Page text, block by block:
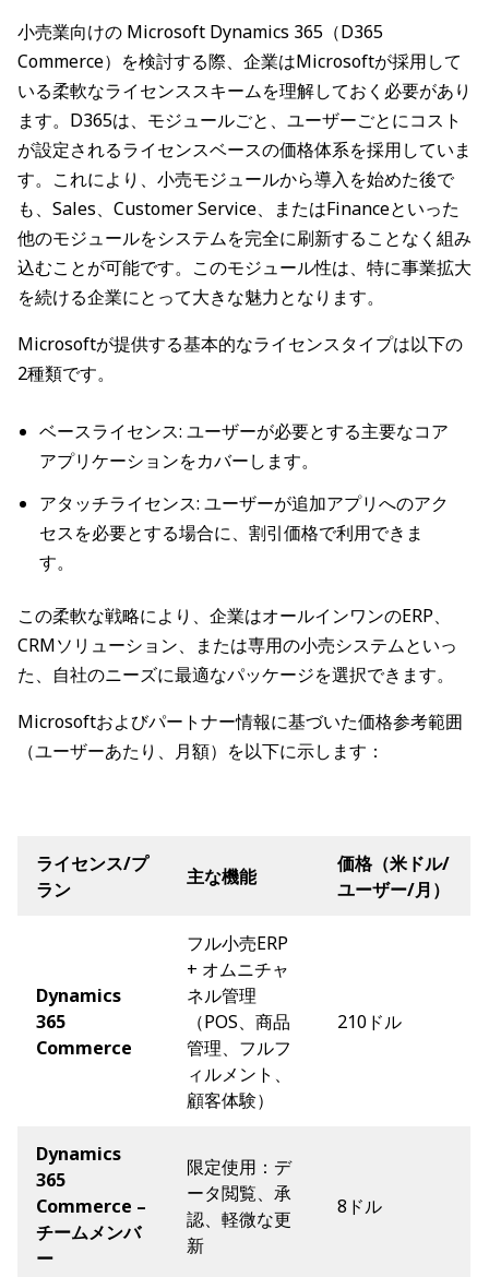
小売業向けの Microsoft Dynamics 365（D365
Commerce）を検討する際、企業はMicrosoftが採用して
いる柔軟なライセンススキームを理解しておく必要があり
ます。D365は、モジュールごと、ユーザーごとにコスト
が設定されるライセンスベースの価格体系を採用していま
す。これにより、小売モジュールから導入を始めた後で
も、Sales、Customer Service、またはFinanceといった
他のモジュールをシステムを完全に刷新することなく組み
込むことが可能です。このモジュール性は、特に事業拡大
を続ける企業にとって大きな魅力となります。
Microsoftが提供する基本的なライセンスタイプは以下の
2種類です。
ベースライセンス: ユーザーが必要とする主要なコア
アプリケーションをカバーします。
アタッチライセンス: ユーザーが追加アプリへのアク
セスを必要とする場合に、割引価格で利用できま
す。
この柔軟な戦略により、企業はオールインワンのERP、
CRMソリューション、または専用の小売システムといっ
た、自社のニーズに最適なパッケージを選択できます。
Microsoftおよびパートナー情報に基づいた価格参考範囲
（ユーザーあたり、月額）を以下に示します：
ライセンス/プ
ラン
主な機能
価格（米ドル/
ユーザー/月）
Dynamics
365
Commerce
フル小売ERP
+ オムニチャ
ネル管理
（POS、商品
管理、フルフ
ィルメント、
顧客体験）
210ドル
Dynamics
365
Commerce –
チームメンバ
ー
限定使用：デ
ータ閲覧、承
認、軽微な更
新
8ドル